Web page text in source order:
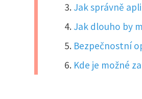
Jak správně
Jak dlouho by
Bezpečnostní
Kde je možné